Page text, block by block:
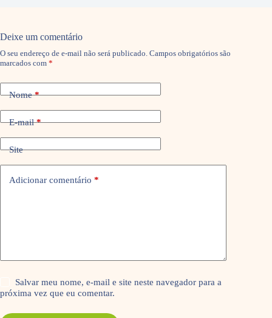
Deixe um comentário
O seu endereço de e-mail não será publicado. Campos obrigatórios são
marcados com *
Nome*
E-mail*
Site
Adicionar comentário *
Salvar meu nome, e-mail e site neste navegador para a
próxima vez que eu comentar.